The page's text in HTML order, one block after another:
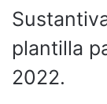
plantilla
2022.